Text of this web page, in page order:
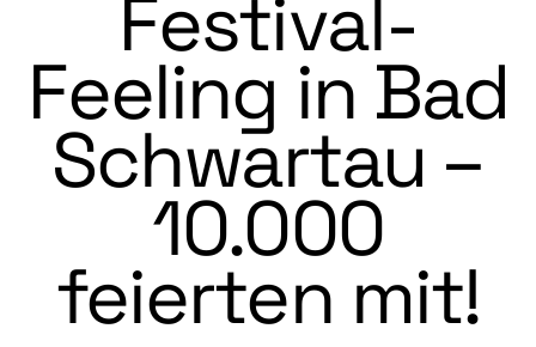
Festival-
Feeling in Bad
Schwartau –
10.000
feierten mit!